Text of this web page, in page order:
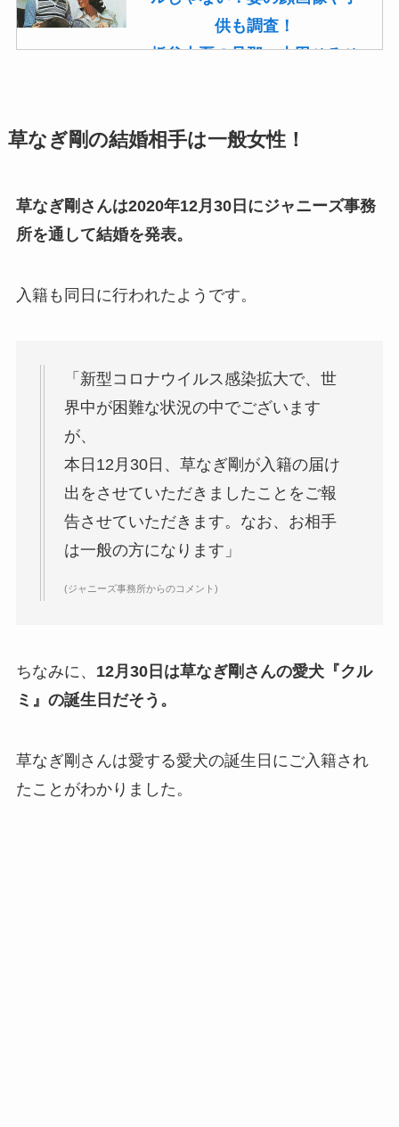
供も調査！
板谷由夏の旦那・古田ひろひ
菊池桃子の旦那・新原浩朗(官
馴れ初めも調査！
滝沢カレンと旦那・太田光る
離婚しない理由も調査！
藤崎奈々子の旦那・森下一喜
バい！子供情報も調査！
大坂なおみとコーディが結婚
しない理由は？馴れ初めや年
収に破局理由も調査！
年収や仕事は？結婚相手との
草なぎ剛の結婚相手は一般女性！
草なぎ剛さんは2020年12月30日にジャニーズ事務
所を通して結婚を発表。
入籍も同日に行われたようです。
「新型コロナウイルス感染拡大で、世
界中が困難な状況の中でございます
が、
本日12月30日、草なぎ剛が入籍の届け
出をさせていただきましたことをご報
告させていただきます。なお、お相手
は一般の方になります」
(ジャニーズ事務所からのコメント)
ちなみに、 12月30日は草なぎ剛さんの愛犬『クル
ミ』の誕生日だそう。
草なぎ剛さんは愛する愛犬の誕生日にご入籍され
たことがわかりました。